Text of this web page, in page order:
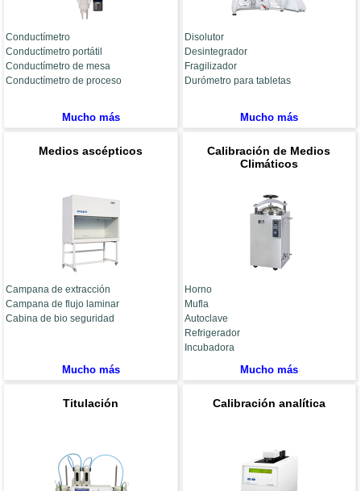
Conductímetro
Conductímetro portátil
Conductímetro de mesa
Conductímetro de proceso
Mucho más
Disolutor
Desintegrador
Fragilizador
Durómetro para tabletas
Mucho más
Medios ascépticos
Campana de extracción
Campana de flujo laminar
Cabina de bio seguridad
Mucho más
Calibración de Medios
Climáticos
Horno
Mufla
Autoclave
Refrigerador
Incubadora
Mucho más
Titulación Calibración analítica